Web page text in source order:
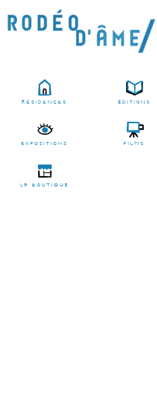
résidences Éditions
EXPOSITIONS films
LA BOUTIQUE